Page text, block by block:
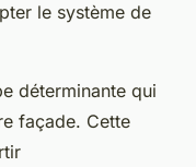
le système de
déterminante qui
façade. Cette